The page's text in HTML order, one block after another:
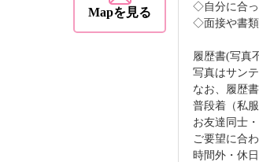
Mapを見る
◇自分に合
◇面接や書類
履歴書(写真
写真はサン
なお、履歴
普段着（私
お友達同士
ご要望に合
時間外・休